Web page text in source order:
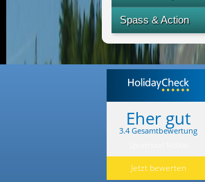
Ankogel Mallnitz
Spass & Action
Schnee Erlebnisland
Fackelwanderung
Schneeschuhwandern
Tennishalle
Hallenbad
Eher gut
3.4 Gesamtbewertung
Jetzt bewerten